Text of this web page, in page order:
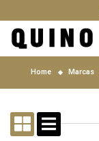
Home Marcas